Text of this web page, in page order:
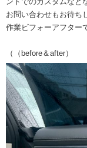
お問い合わせもお待ち
作業ビフォーアフター
（（before＆after）